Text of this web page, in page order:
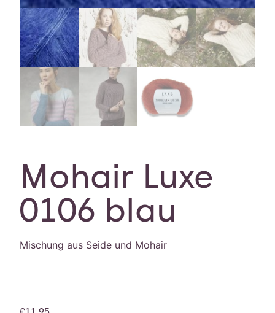
Mohair Luxe
0106 blau
Mischung aus Seide und Mohair